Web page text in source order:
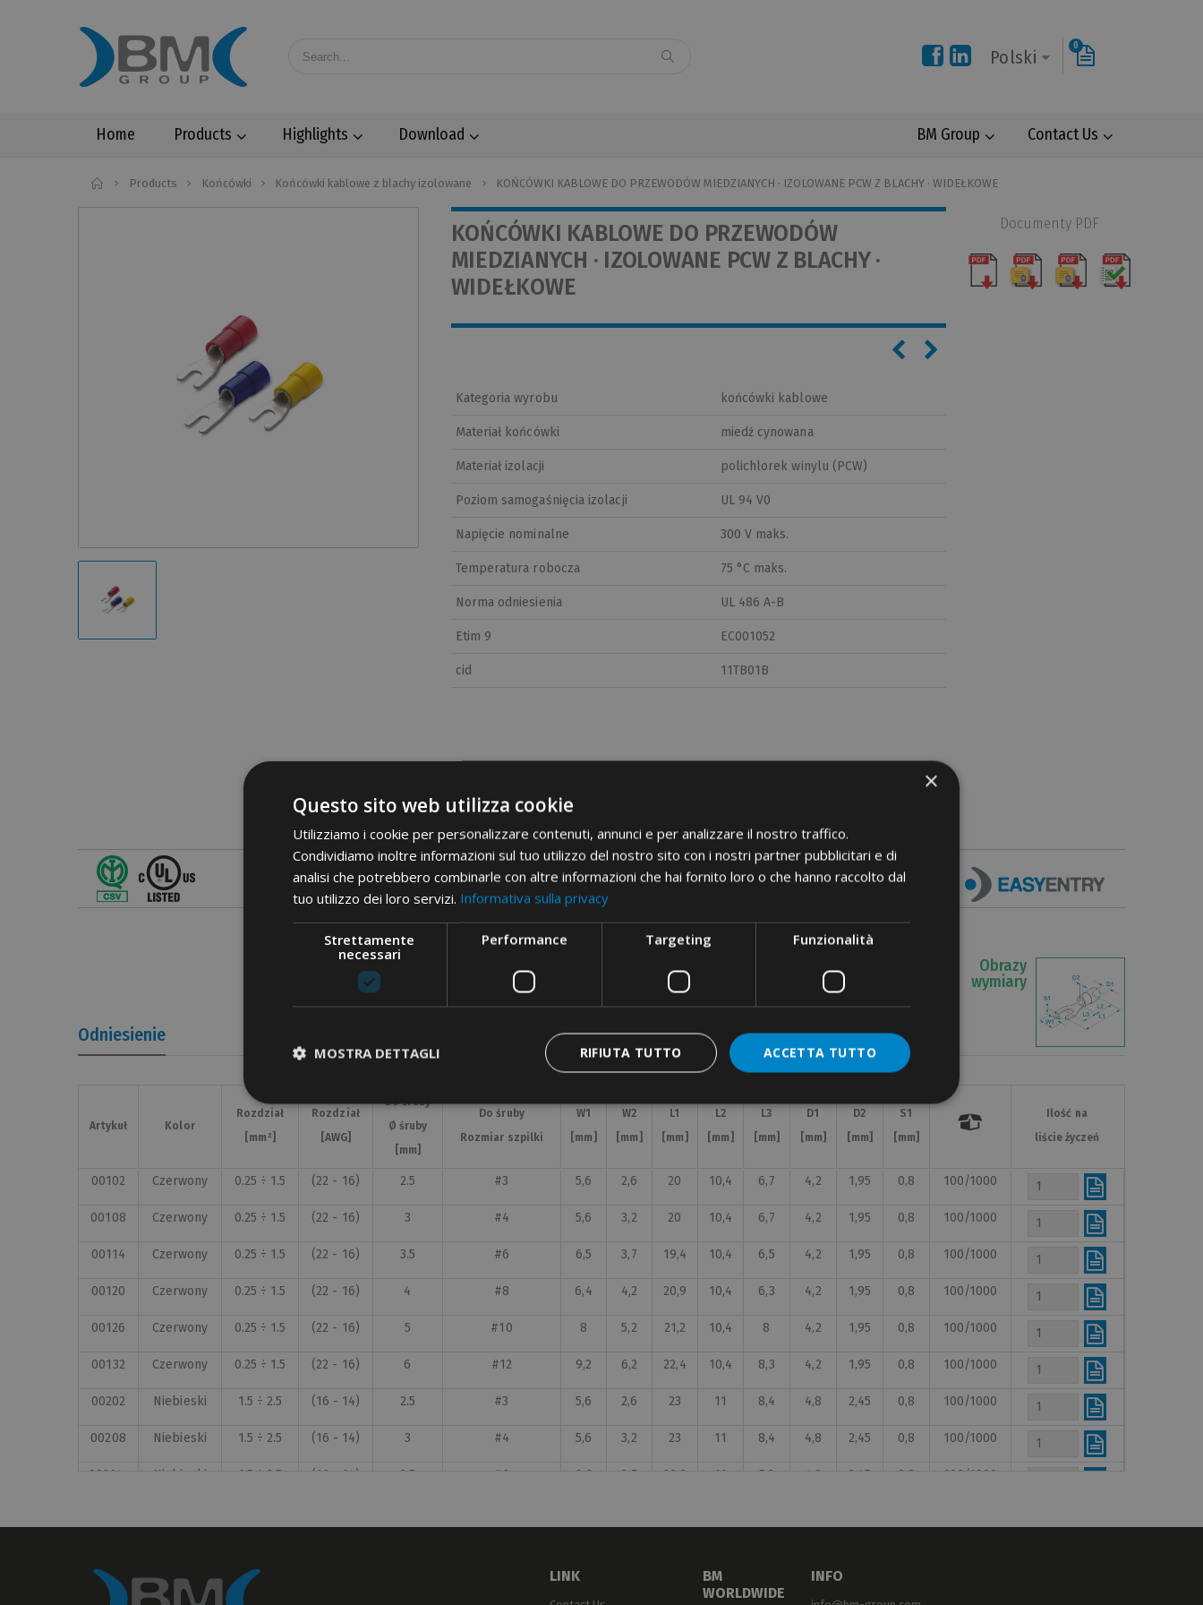
Polski
0
Home Products Highlights Download Contact Us
BM Group
Home
Products Końcówki Końcówki kablowe z blachy izolowane KOŃCÓWKI KABLOWE DO PRZEWODÓW MIEDZIANYCH · IZOLOWANE PCW Z BLACHY · WIDEŁKOWE
KOŃCÓWKI KABLOWE DO PRZEWODÓW
MIEDZIANYCH · IZOLOWANE PCW Z BLACHY ·
WIDEŁKOWE
Kategoria wyrobu końcówki kablowe
Materiał końcówki miedź cynowana
Materiał izolacji polichlorek winylu (PCW)
Poziom samogaśnięcia izolacji UL 94 V0
Napięcie nominalne 300 V maks.
Temperatura robocza 75 °C maks.
Norma odniesienia UL 486 A-B
Etim 9 EC001052
cid 11TB01B
Documenty PDF
Obrazy
wymiary
Odniesienie
Artykuł Kolor
Rozdział
[mm²]
Rozdział
[AWG]
Do śruby
Ø śruby
[mm]
Do śruby
Rozmiar szpilki
W1
[mm]
W2
[mm]
L1
[mm]
L2
[mm]
L3
[mm]
D1
[mm]
D2
[mm]
S1
[mm]

Ilość na
liście życzeń
Artykuł Kolor
Rozdział
[mm²]
Rozdział
[AWG]
Do śruby
Ø śruby
[mm]
Do śruby
Rozmiar szpilki
W1
[mm]
W2
[mm]
L1
[mm]
L2
[mm]
L3
[mm]
D1
[mm]
D2
[mm]
S1
[mm]

Ilość na
liście życzeń
00102 Czerwony 0.25 ÷ 1.5 (22 - 16) 2.5 #3 5,6 2,6 20 10,4 6,7 4,2 1,95 0,8 100/1000
00108 Czerwony 0.25 ÷ 1.5 (22 - 16) 3 #4 5,6 3,2 20 10,4 6,7 4,2 1,95 0,8 100/1000
00114 Czerwony 0.25 ÷ 1.5 (22 - 16) 3.5 #6 6,5 3,7 19,4 10,4 6,5 4,2 1,95 0,8 100/1000
00120 Czerwony 0.25 ÷ 1.5 (22 - 16) 4 #8 6,4 4,2 20,9 10,4 6,3 4,2 1,95 0,8 100/1000
00126 Czerwony 0.25 ÷ 1.5 (22 - 16) 5 #10 8 5,2 21,2 10,4 8 4,2 1,95 0,8 100/1000
00132 Czerwony 0.25 ÷ 1.5 (22 - 16) 6 #12 9,2 6,2 22,4 10,4 8,3 4,2 1,95 0,8 100/1000
00202 Niebieski 1.5 ÷ 2.5 (16 - 14) 2.5 #3 5,6 2,6 23 11 8,4 4,8 2,45 0,8 100/1000
00208 Niebieski 1.5 ÷ 2.5 (16 - 14) 3 #4 5,6 3,2 23 11 8,4 4,8 2,45 0,8 100/1000
00214• Niebieski 1.5 ÷ 2.5 (16 - 14) 3.5 #6 6,6 3,7 20,3 11 5,3 4,8 2,45 0,8 100/1000
00232 Niebieski 1.5 ÷ 2.5 10 11 11,2 4,8
LINK
BM
WORLDWIDE
INFO
×
Questo sito web utilizza cookie
Utilizziamo i cookie per personalizzare contenuti, annunci e per analizzare il nostro traffico.
Condividiamo inoltre informazioni sul tuo utilizzo del nostro sito con i nostri partner pubblicitari e di
analisi che potrebbero combinarle con altre informazioni che hai fornito loro o che hanno raccolto dal
tuo utilizzo dei loro servizi. Informativa sulla privacy
Strettamente
necessari
Performance Targeting Funzionalità
ACCETTA TUTTO
RIFIUTA TUTTO
MOSTRA DETTAGLI